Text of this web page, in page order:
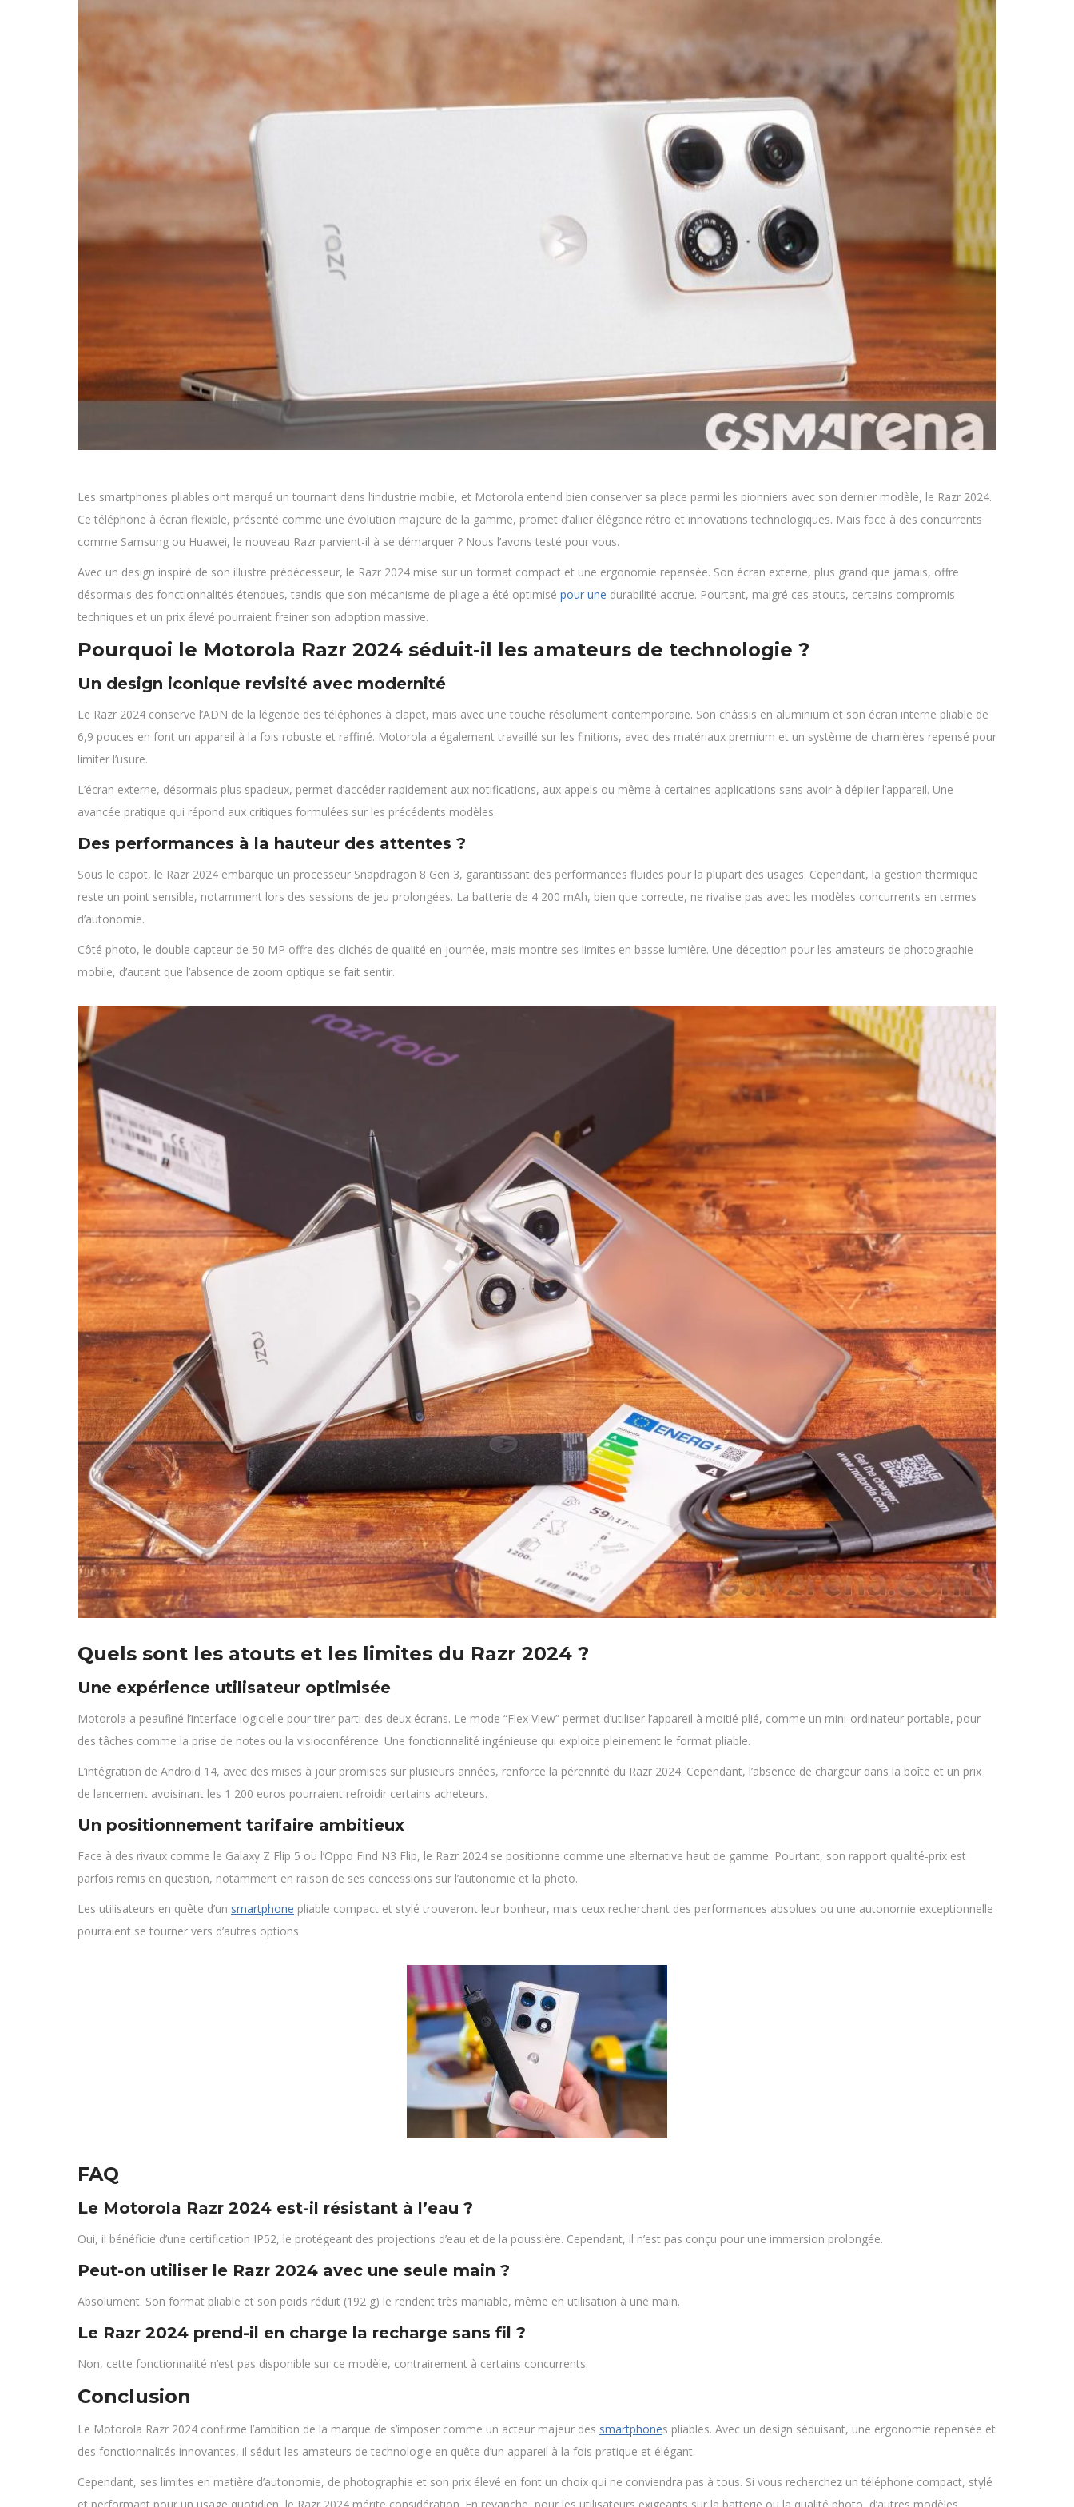
Les smartphones pliables ont marqué un tournant dans l’industrie mobile, et Motorola entend bien conserver sa place parmi les pionniers avec son dernier modèle, le Razr 2024.
Ce téléphone à écran flexible, présenté comme une évolution majeure de la gamme, promet d’allier élégance rétro et innovations technologiques. Mais face à des concurrents
comme Samsung ou Huawei, le nouveau Razr parvient-il à se démarquer ? Nous l’avons testé pour vous.
Avec un design inspiré de son illustre prédécesseur, le Razr 2024 mise sur un format compact et une ergonomie repensée. Son écran externe, plus grand que jamais, offre
désormais des fonctionnalités étendues, tandis que son mécanisme de pliage a été optimisé pour une durabilité accrue. Pourtant, malgré ces atouts, certains compromis
techniques et un prix élevé pourraient freiner son adoption massive.
Pourquoi le Motorola Razr 2024 séduit-il les amateurs de technologie ?
Un design iconique revisité avec modernité
Le Razr 2024 conserve l’ADN de la légende des téléphones à clapet, mais avec une touche résolument contemporaine. Son châssis en aluminium et son écran interne pliable de
6,9 pouces en font un appareil à la fois robuste et raffiné. Motorola a également travaillé sur les finitions, avec des matériaux premium et un système de charnières repensé pour
limiter l’usure.
L’écran externe, désormais plus spacieux, permet d’accéder rapidement aux notifications, aux appels ou même à certaines applications sans avoir à déplier l’appareil. Une
avancée pratique qui répond aux critiques formulées sur les précédents modèles.
Des performances à la hauteur des attentes ?
Sous le capot, le Razr 2024 embarque un processeur Snapdragon 8 Gen 3, garantissant des performances fluides pour la plupart des usages. Cependant, la gestion thermique
reste un point sensible, notamment lors des sessions de jeu prolongées. La batterie de 4 200 mAh, bien que correcte, ne rivalise pas avec les modèles concurrents en termes
d’autonomie.
Côté photo, le double capteur de 50 MP offre des clichés de qualité en journée, mais montre ses limites en basse lumière. Une déception pour les amateurs de photographie
mobile, d’autant que l’absence de zoom optique se fait sentir.
Quels sont les atouts et les limites du Razr 2024 ?
Une expérience utilisateur optimisée
Motorola a peaufiné l’interface logicielle pour tirer parti des deux écrans. Le mode “Flex View” permet d’utiliser l’appareil à moitié plié, comme un mini-ordinateur portable, pour
des tâches comme la prise de notes ou la visioconférence. Une fonctionnalité ingénieuse qui exploite pleinement le format pliable.
L’intégration de Android 14, avec des mises à jour promises sur plusieurs années, renforce la pérennité du Razr 2024. Cependant, l’absence de chargeur dans la boîte et un prix
de lancement avoisinant les 1 200 euros pourraient refroidir certains acheteurs.
Un positionnement tarifaire ambitieux
Face à des rivaux comme le Galaxy Z Flip 5 ou l’Oppo Find N3 Flip, le Razr 2024 se positionne comme une alternative haut de gamme. Pourtant, son rapport qualité-prix est
parfois remis en question, notamment en raison de ses concessions sur l’autonomie et la photo.
Les utilisateurs en quête d’un smartphone pliable compact et stylé trouveront leur bonheur, mais ceux recherchant des performances absolues ou une autonomie exceptionnelle
pourraient se tourner vers d’autres options.
FAQ
Le Motorola Razr 2024 est-il résistant à l’eau ?
Oui, il bénéficie d’une certification IP52, le protégeant des projections d’eau et de la poussière. Cependant, il n’est pas conçu pour une immersion prolongée.
Peut-on utiliser le Razr 2024 avec une seule main ?
Absolument. Son format pliable et son poids réduit (192 g) le rendent très maniable, même en utilisation à une main.
Le Razr 2024 prend-il en charge la recharge sans fil ?
Non, cette fonctionnalité n’est pas disponible sur ce modèle, contrairement à certains concurrents.
Conclusion
Le Motorola Razr 2024 confirme l’ambition de la marque de s’imposer comme un acteur majeur des smartphones pliables. Avec un design séduisant, une ergonomie repensée et
des fonctionnalités innovantes, il séduit les amateurs de technologie en quête d’un appareil à la fois pratique et élégant.
Cependant, ses limites en matière d’autonomie, de photographie et son prix élevé en font un choix qui ne conviendra pas à tous. Si vous recherchez un téléphone compact, stylé